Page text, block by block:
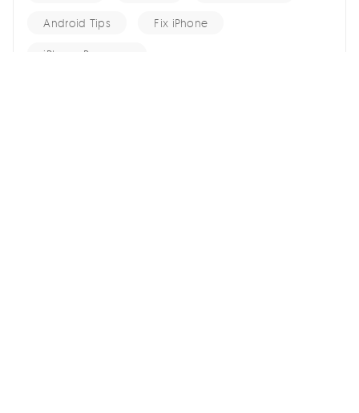
Android Tips Fix iPhone
iPhone Recovery